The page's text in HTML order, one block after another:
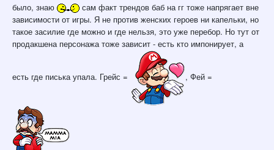
было, знаю
сам факт трендов баб на гг тоже напрягает вне
зависимости от игры. Я не против женских героев ни капельки, но
такое засилие где можно и где нельзя, это уже перебор. Но тут от
продакшена персонажа тоже зависит - есть кто импонирует, а
есть где писька упала. Грейс = , Фей =